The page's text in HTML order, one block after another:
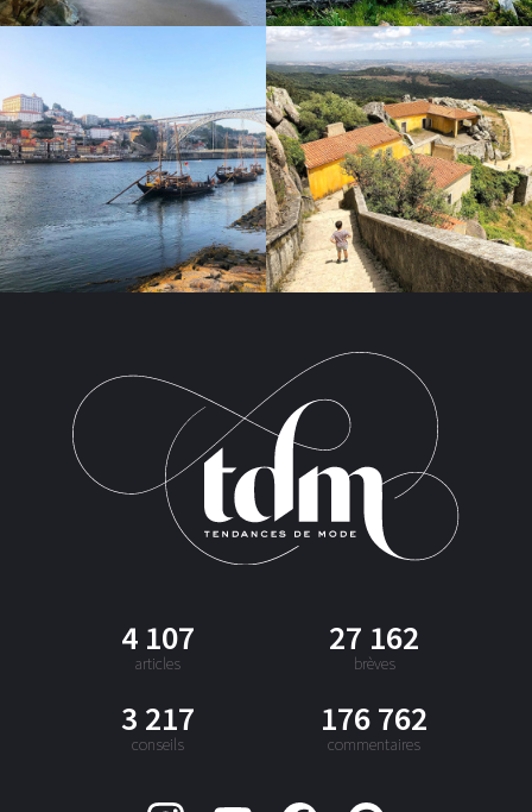
4 107
articles
27 162
brèves
3 217
conseils
176 762
commentaires